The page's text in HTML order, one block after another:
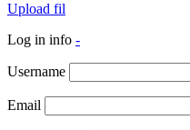
Upload fil
Log in info -
Username
Email